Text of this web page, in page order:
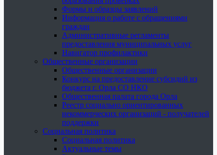
Формы и образцы заявлений
Информация о работе с обращениями
граждан
Административные регламенты
предоставления муниципальных услуг
Навигатор профилактики
Общественные организации
Общественные организации
Конкурс на предоставление субсидий из
бюджета г. Орла СО НКО
Общественная палата города Орла
Реестр социально ориентированных
некоммерческих организаций - получателей
поддержки
Социальная политика
Социальная политика
Актуальные темы